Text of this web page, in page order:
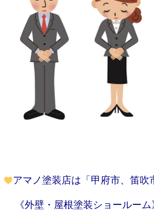
アマノ塗装店は「甲府市、笛
《外壁・屋根塗装ショールーム